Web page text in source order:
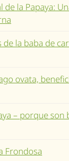
la Papaya:
de la baba de
ovata,
– porque son
Frondosa